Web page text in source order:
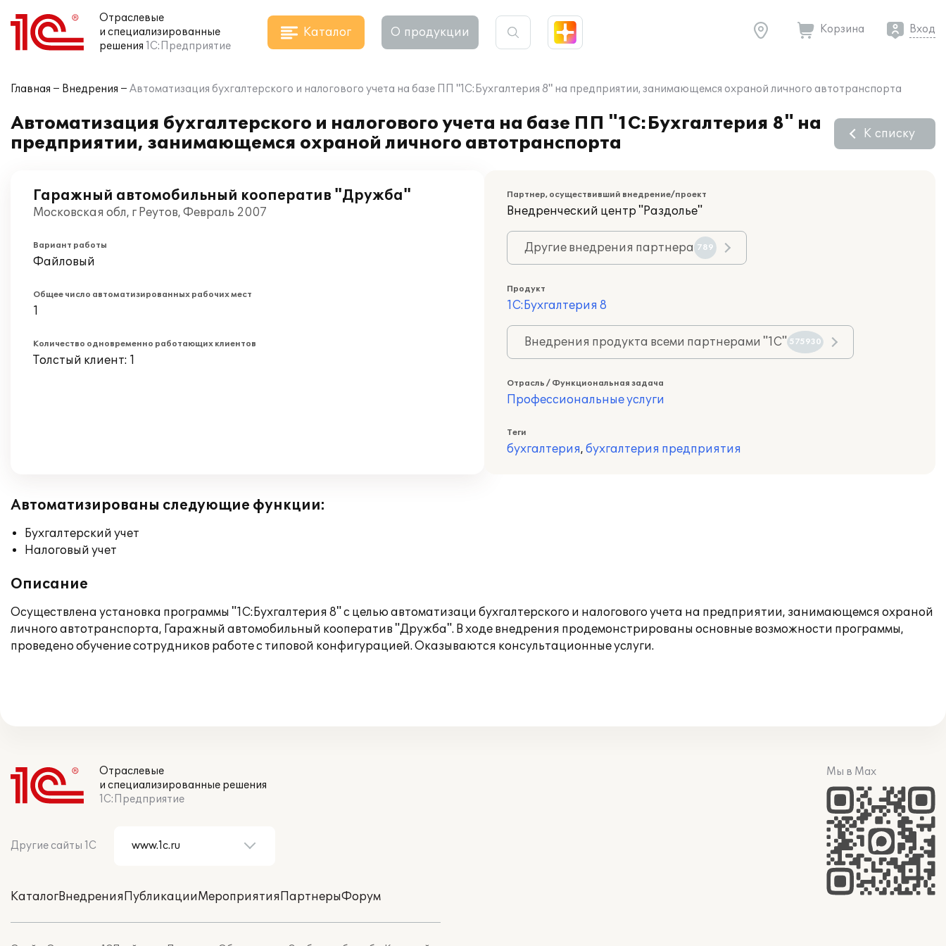
Отраслевые
и специализированные
решения 1С:Предприятие
Каталог О продукции Корзина Вход
Главная Внедрения Автоматизация бухгалтерского и налогового учета на базе ПП "1С:Бухгалтерия 8" на предприятии, занимающемся охраной личного автотранспорта
Автоматизация бухгалтерского и налогового учета на базе ПП "1С:Бухгалтерия 8" на
предприятии, занимающемся охраной личного автотранспорта
К списку
Гаражный автомобильный кооператив "Дружба"
Московская обл, г Реутов, Февраль 2007
Вариант работы
Файловый
Общее число автоматизированных рабочих мест
1
Количество одновременно работающих клиентов
Толстый клиент: 1
Партнер, осуществивший внедрение/проект
Внедренческий центр "Раздолье"
Другие внедрения партнера 789
Продукт
1С:Бухгалтерия 8
Внедрения продукта всеми партнерами "1С" 575930
Отрасль / Функциональная задача
Профессиональные услуги
Теги
бухгалтерия, бухгалтерия предприятия
Автоматизированы следующие функции:
Бухгалтерский учет
Налоговый учет
Описание
Осуществлена установка программы "1C:Бухгалтерия 8" с целью автоматизаци бухгалтерского и налогового учета на предприятии, занимающемся охраной
личного автотранспорта, Гаражный автомобильный кооператив "Дружба". В ходе внедрения продемонстрированы основные возможности программы,
проведено обучение сотрудников работе с типовой конфигурацией. Оказываются консультационные услуги.
Отраслевые
и специализированные решения
1С:Предприятие
Другие сайты 1С
КаталогВнедренияПубликацииМероприятияПартнерыФорум
Мы в Max